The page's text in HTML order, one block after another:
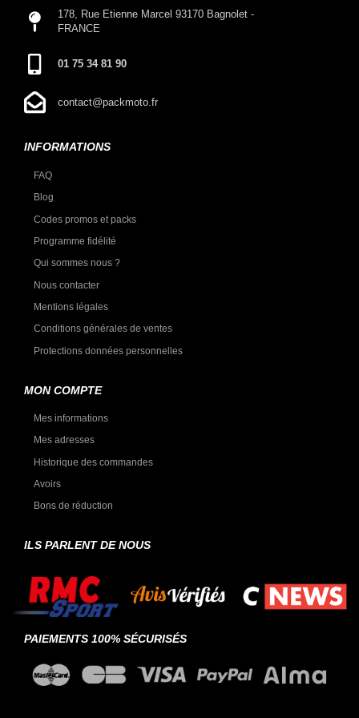
178, Rue Etienne Marcel 93170 Bagnolet -
FRANCE
01 75 34 81 90
contact@packmoto.fr
INFORMATIONS
FAQ
Blog
Codes promos et packs
Programme fidélité
Qui sommes nous ?
Nous contacter
Mentions légales
Conditions générales de ventes
Protections données personnelles
MON COMPTE
Mes informations
Mes adresses
Historique des commandes
Avoirs
Bons de réduction
ILS PARLENT DE NOUS
PAIEMENTS 100% SÉCURISÉS